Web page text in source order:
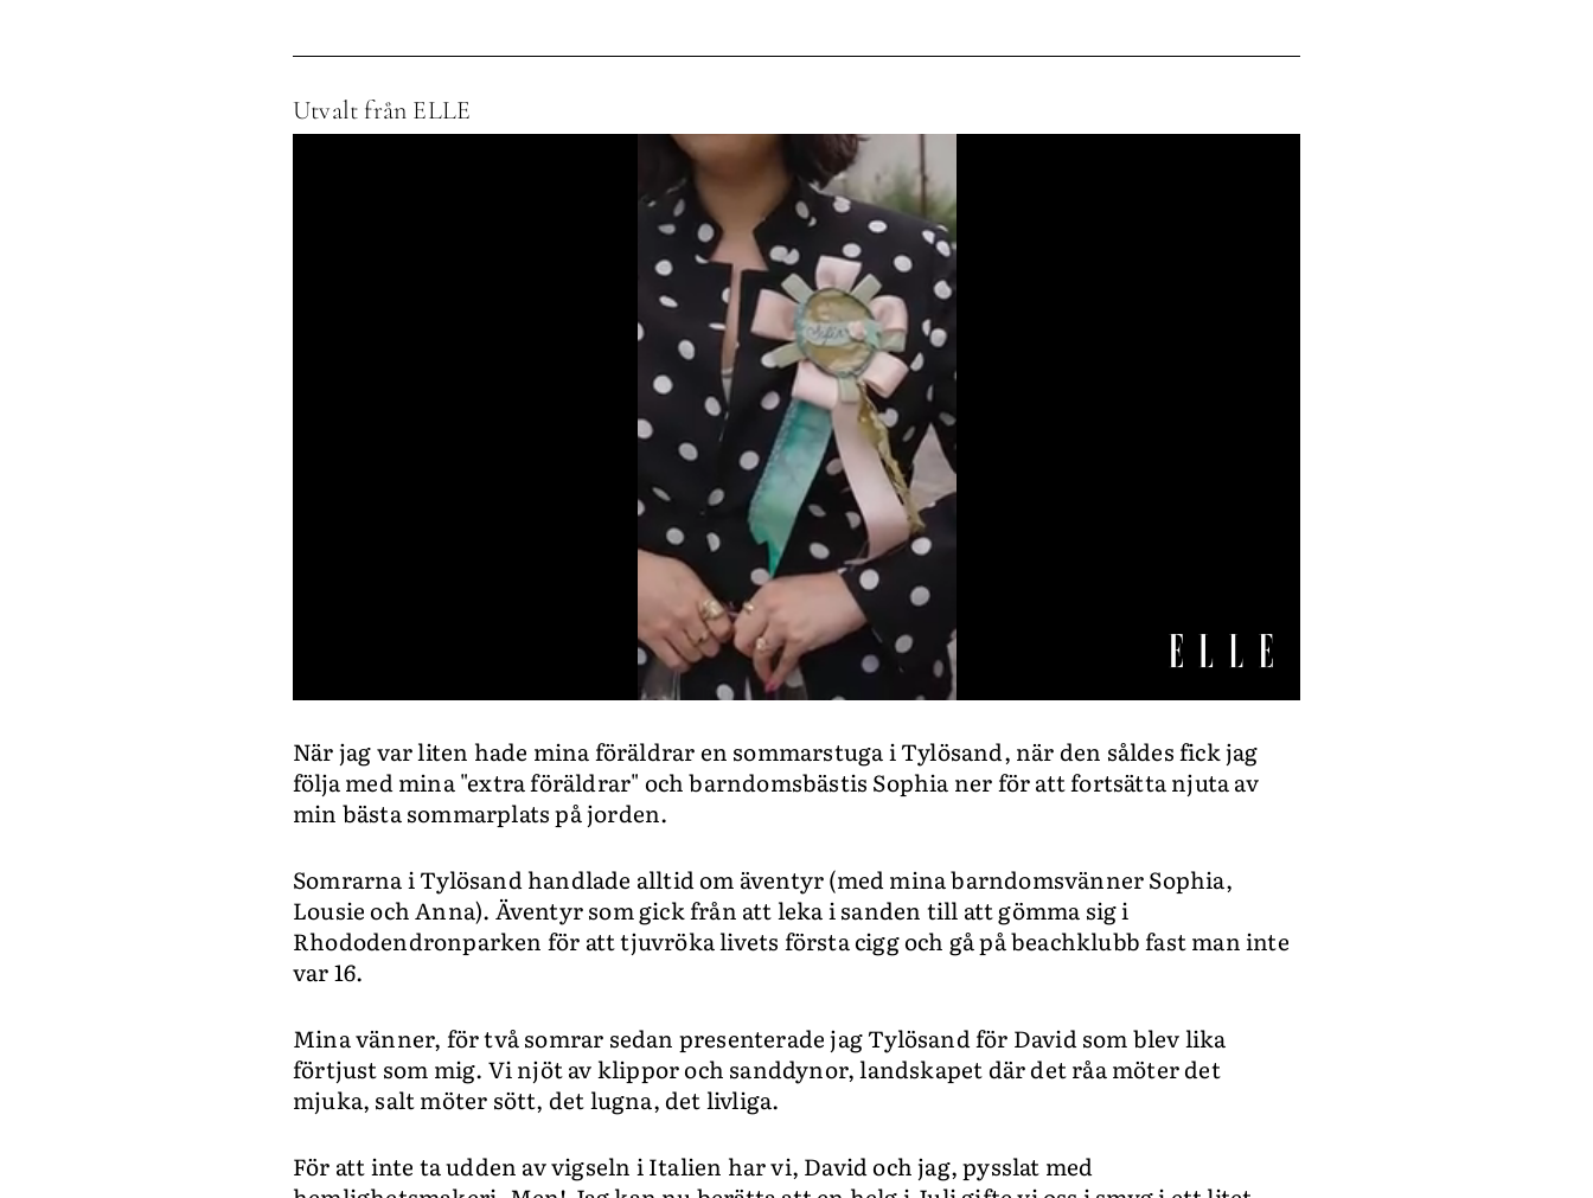
Utvalt från ELLE
of
40
secondsVolume
0%
När jag var liten hade mina föräldrar en sommarstuga i Tylösand, när den såldes fick jag
följa med mina "extra föräldrar" och barndomsbästis Sophia ner för att fortsätta njuta av
min bästa sommarplats på jorden.
Somrarna i Tylösand handlade alltid om äventyr (med mina barndomsvänner Sophia,
Lousie och Anna). Äventyr som gick från att leka i sanden till att gömma sig i
Rhododendronparken för att tjuvröka livets första cigg och gå på beachklubb fast man inte
var 16.
Mina vänner, för två somrar sedan presenterade jag Tylösand för David som blev lika
förtjust som mig. Vi njöt av klippor och sanddynor, landskapet där det råa möter det
mjuka, salt möter sött, det lugna, det livliga.
För att inte ta udden av vigseln i Italien har vi, David och jag, pysslat med